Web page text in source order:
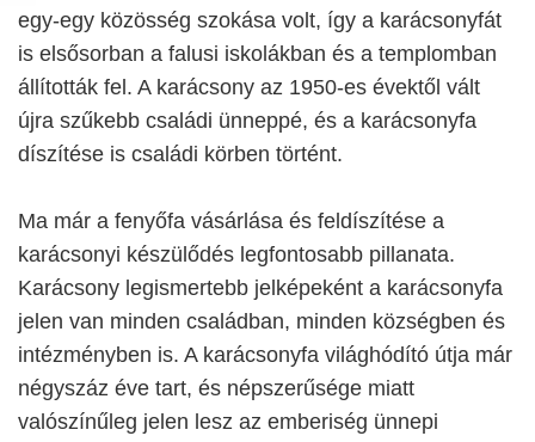
egy-egy közösség szokása volt, így a karácsonyfát
is elsősorban a falusi iskolákban és a templomban
állították fel. A karácsony az 1950-es évektől vált
újra szűkebb családi ünneppé, és a karácsonyfa
díszítése is családi körben történt.
Ma már a fenyőfa vásárlása és feldíszítése a
karácsonyi készülődés legfontosabb pillanata.
Karácsony legismertebb jelképeként a karácsonyfa
jelen van minden családban, minden községben és
intézményben is. A karácsonyfa világhódító útja már
négyszáz éve tart, és népszerűsége miatt
valószínűleg jelen lesz az emberiség ünnepi